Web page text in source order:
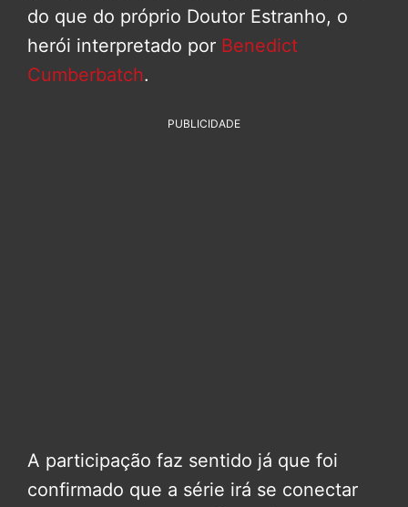
do que do próprio Doutor Estranho, o
herói interpretado por Benedict
Cumberbatch.
PUBLICIDADE
A participação faz sentido já que foi
confirmado que a série irá se conectar